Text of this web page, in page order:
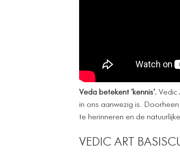
Veda betekent 'kennis'. Vedic
in ons aanwezig is.
te herinneren en de
VEDIC ART